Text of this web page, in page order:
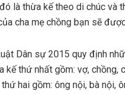
là thừa kế theo di chúc và
cha mẹ chồng bạn sẽ
Dân sự 2015 quy định
thứ nhất gồm: vợ, chồng,
hai gồm: ông nội, bà nội,